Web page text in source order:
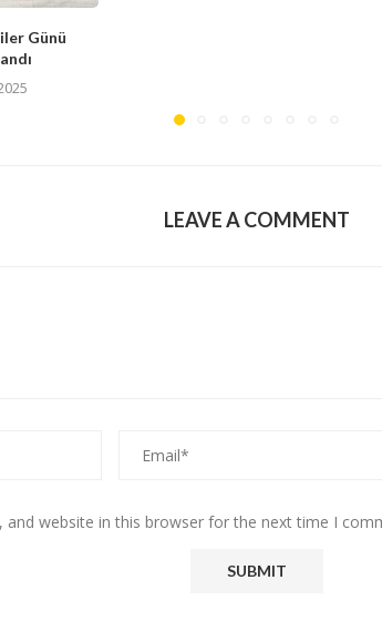
Günü
LEAVE A COMMENT
and website in this browser for the next time I